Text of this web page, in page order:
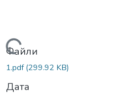
Вантажиться...
Файли
1.pdf(299.92 KB)
Дата